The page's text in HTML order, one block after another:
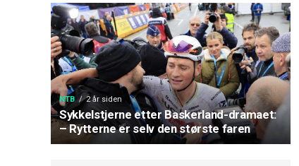
NTB 2 år siden
Sykkelstjerne etter Baskerland-dramaet:
– Rytterne er selv den største faren